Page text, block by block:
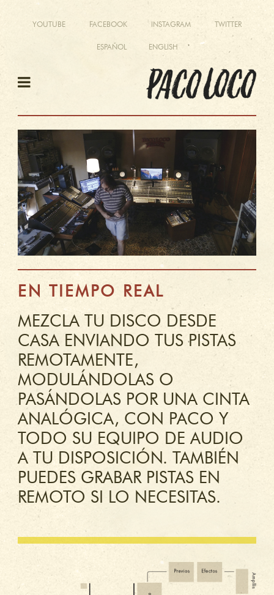
YOUTUBE FACEBOOK INSTAGRAM TWITTER
ESPAÑOL ENGLISH
EN TIEMPO REAL
MEZCLA TU DISCO DESDE
CASA ENVIANDO TUS PISTAS
REMOTAMENTE,
MODULÁNDOLAS O
PASÁNDOLAS POR UNA CINTA
ANALÓGICA, CON PACO Y
TODO SU EQUIPO DE AUDIO
A TU DISPOSICIÓN. TAMBIÉN
PUEDES GRABAR PISTAS EN
REMOTO SI LO NECESITAS.